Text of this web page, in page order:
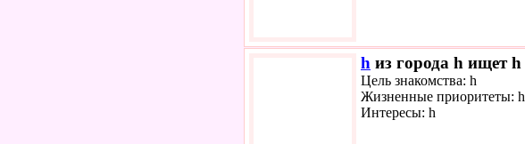
h из города h ищет h
Цель знакомства: h
Жизненные приоритеты: h
Интересы: h